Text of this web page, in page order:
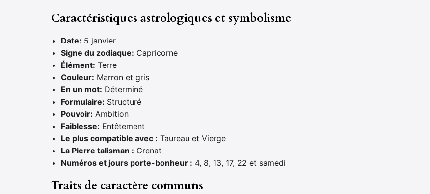
Caractéristiques astrologiques et symbolisme
Date: 5 janvier
Signe du zodiaque: Capricorne
Élément: Terre
Couleur: Marron et gris
En un mot: Déterminé
Formulaire: Structuré
Pouvoir: Ambition
Faiblesse: Entêtement
Le plus compatible avec : Taureau et Vierge
La Pierre talisman : Grenat
Numéros et jours porte-bonheur : 4, 8, 13, 17, 22 et samedi
Traits de caractère communs